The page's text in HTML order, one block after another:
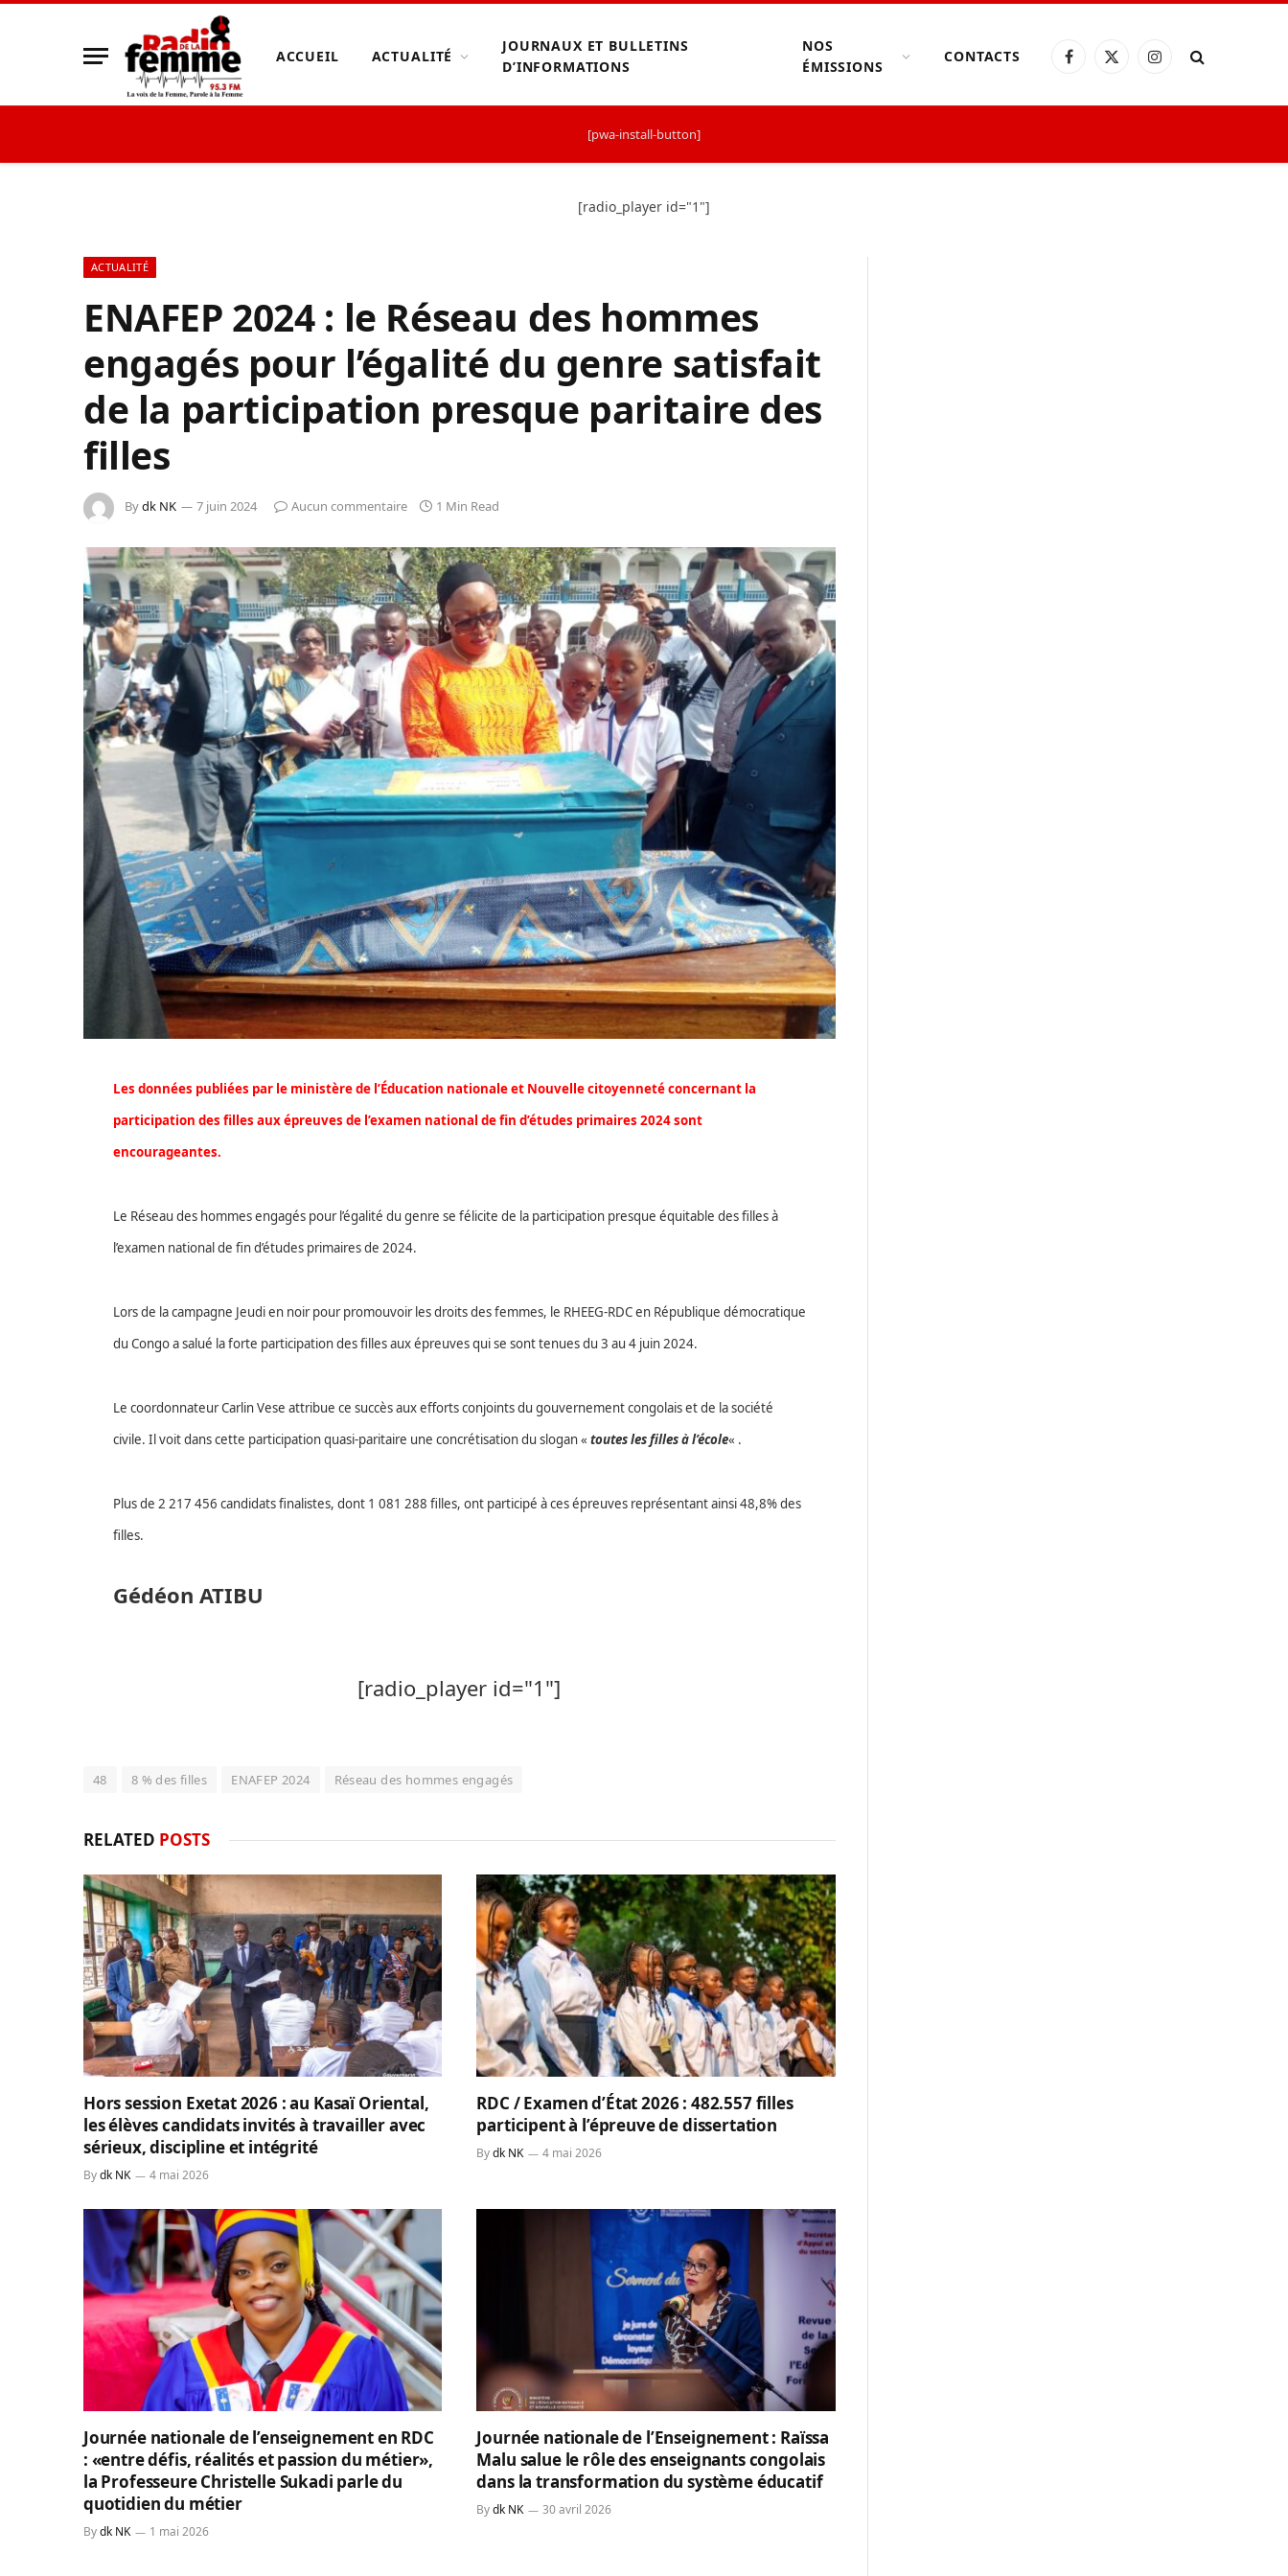
ACCUEIL ACTUALITÉ
JOURNAUX ET BULLETINS
D’INFORMATIONS
NOS
ÉMISSIONS
CONTACTS Facebook
X
Instagram
[pwa-install-button]
[radio_player id="1"]
ACTUALITÉ
ENAFEP 2024 : le Réseau des hommes
engagés pour l’égalité du genre satisfait
de la participation presque paritaire des
filles
Bydk NK 7 juin 2024 Aucun commentaire 1 Min Read
Les données publiées par le ministère de l’Éducation nationale et Nouvelle citoyenneté concernant la
participation des filles aux épreuves de l’examen national de fin d’études primaires 2024 sont
encourageantes.
Le Réseau des hommes engagés pour l’égalité du genre se félicite de la participation presque équitable des filles à
l’examen national de fin d’études primaires de 2024.
Lors de la campagne Jeudi en noir pour promouvoir les droits des femmes, le RHEEG-RDC en République démocratique
du Congo a salué la forte participation des filles aux épreuves qui se sont tenues du 3 au 4 juin 2024.
Le coordonnateur Carlin Vese attribue ce succès aux efforts conjoints du gouvernement congolais et de la société
civile. Il voit dans cette participation quasi-paritaire une concrétisation du slogan « toutes les filles à l’école« .
Plus de 2 217 456 candidats finalistes, dont 1 081 288 filles, ont participé à ces épreuves représentant ainsi 48,8% des
filles.
Gédéon ATIBU
[radio_player id="1"]
48 8 % des filles ENAFEP 2024 Réseau des hommes engagés
RELATED POSTS
Hors session Exetat 2026 : au Kasaï Oriental,
les élèves candidats invités à travailler avec
sérieux, discipline et intégrité
Bydk NK 4 mai 2026
RDC / Examen d’État 2026 : 482.557 filles
participent à l’épreuve de dissertation
By dk NK 4 mai 2026
Journée nationale de l’enseignement en RDC
: «entre défis, réalités et passion du métier»,
la Professeure Christelle Sukadi parle du
quotidien du métier
Bydk NK 1 mai 2026
Journée nationale de l’Enseignement : Raïssa
Malu salue le rôle des enseignants congolais
dans la transformation du système éducatif
By dk NK 30 avril 2026